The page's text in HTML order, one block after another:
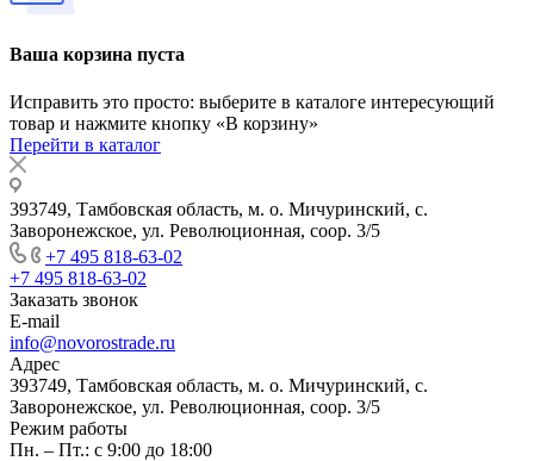
Ваша корзина пуста
Исправить это просто: выберите в каталоге интересующий
товар и нажмите кнопку «В корзину»
Перейти в каталог
393749, Тамбовская область, м. о. Мичуринский, с.
Заворонежское, ул. Революционная, соор. 3/5
+7 495 818-63-02
+7 495 818-63-02
Заказать звонок
E-mail
info@novorostrade.ru
Адрес
393749, Тамбовская область, м. о. Мичуринский, с.
Заворонежское, ул. Революционная, соор. 3/5
Режим работы
Пн. – Пт.: с 9:00 до 18:00